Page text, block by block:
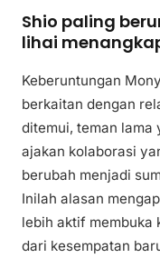
Shio paling
lihai
Keberuntungan
berkaitan dengan
ditemui, teman lama
ajakan kolaborasi
berubah menjadi
Inilah alasan
lebih aktif membuka
dari kesempatan